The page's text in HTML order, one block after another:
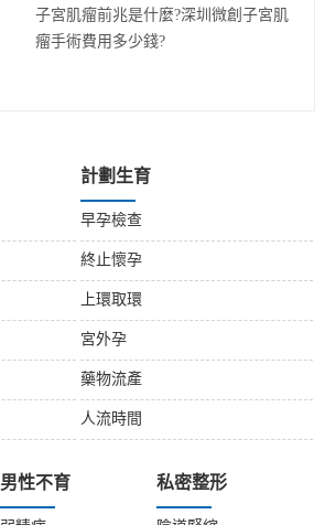
子宮肌瘤前兆是什麼?深圳微創子宮肌
瘤手術費用多少錢?
計劃生育
早孕檢查
終止懷孕
上環取環
宮外孕
藥物流產
人流時間
男性不育 私密整形